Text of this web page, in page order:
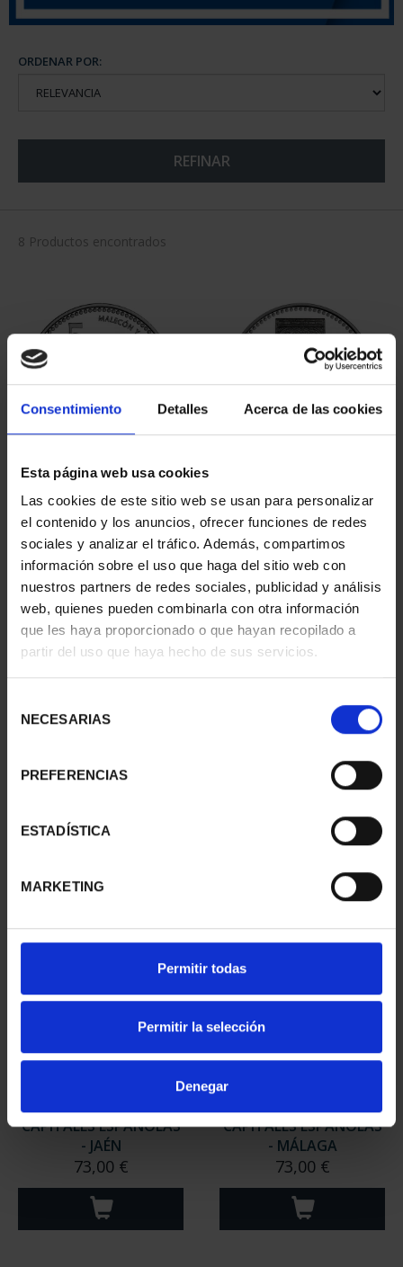
Consentimiento Detalles Acerca de las cookies
Esta página web usa cookies
Las cookies de este sitio web se usan para personalizar
el contenido y los anuncios, ofrecer funciones de redes
sociales y analizar el tráfico. Además, compartimos
información sobre el uso que haga del sitio web con
nuestros partners de redes sociales, publicidad y análisis
web, quienes pueden combinarla con otra información
que les haya proporcionado o que hayan recopilado a
partir del uso que haya hecho de sus servicios.
NECESARIAS
PREFERENCIAS
ESTADÍSTICA
MARKETING
Permitir todas
Permitir la selección
Denegar
ORDENAR POR:
REFINAR
8 Productos encontrados
CAPITALES ESPAÑOLAS
- CÁDIZ
73,00 €
- CÓRDOBA
73,00 €
- GRANADA
73,00 €
- HUELVA
CAPITALES ESPAÑOLAS
- JAÉN
73,00 €
CAPITALES ESPAÑOLAS
- MÁLAGA
73,00 €